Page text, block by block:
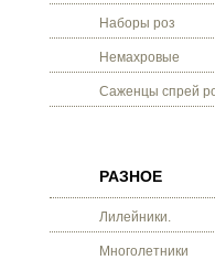
Наборы роз
Немахровые
Саженцы спрей
РАЗНОЕ
Лилейники.
Многолетники